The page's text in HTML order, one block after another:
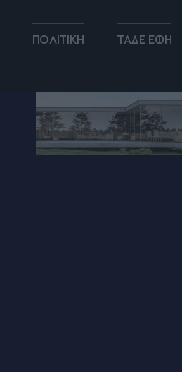
ΠΟΛΙΤΙΚΗ ΤΑΔΕ ΕΦΗ